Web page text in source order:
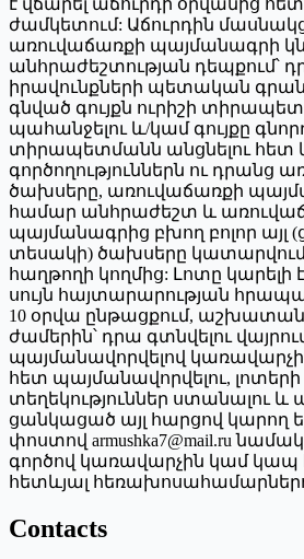
ժամկետում: Աճուրդին
առուվաճառքի պայմանագրի
անհրաժեշտության դեպքում՝
իրավունքների պետական
գնված գույքն ուրիշի
պահանջելու և/կամ գույքը
տիրապետմանն անցնելու
գործողություններն ու դրանց
ծախսերը, առուվաճառքի
համար անհրաժեշտ և
պայմանագրից բխող բոլոր այլ
տեսակի) ծախսերը կատարվում
հաղթողի կողմից: Լոտը կարելի
սույն հայտարարության
10 օրվա ընթացքում,
ժամերին՝ դրա գտնվելու
պայմանավորվելով
հետ պայմանավորվելու,
տեղեկություններ ստանալու և
ցանկացած այլ հարցով կարող
փոստով armushka7@mail.ru
գործով կառավարչին կամ
հետևյալ
Contacts